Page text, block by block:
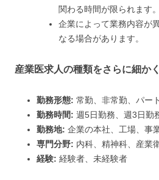
関わる時間が限られます。
企業によって業務内容が
なる場合があります。
産業医求人の種類をさらに細か
勤務形態: 常勤、非常勤、パー
勤務時間: 週5日勤務、週3日勤
勤務地: 企業の本社、工場、事
専門分野: 内科、精神科、産業
経験: 経験者、未経験者